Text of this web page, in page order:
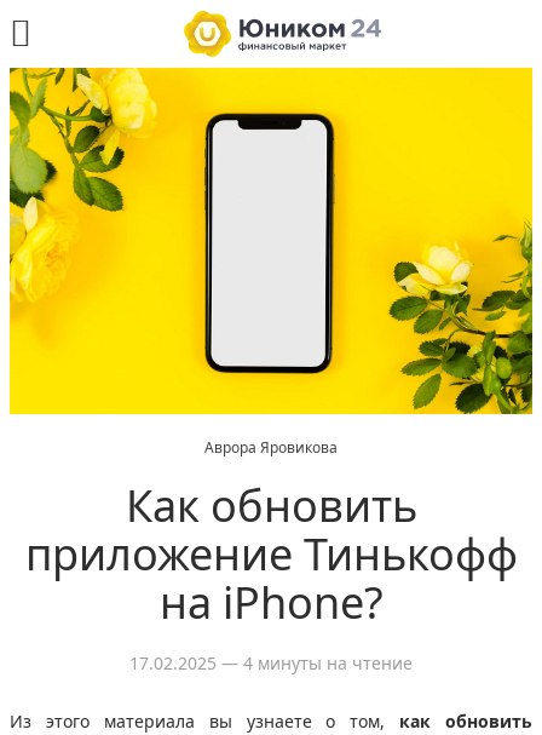
Аврора Яровикова
Как обновить
приложение Тинькофф
на iPhone?
17.02.2025 — 4 минуты на чтение
Из этого материала вы узнаете о том, как обновить